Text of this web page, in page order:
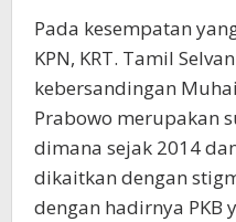
Pada kesempatan
KPN, KRT. Tamil
kebersandingan
Prabowo merupakan
dimana sejak 2014
dikaitkan dengan
dengan hadirnya PKB